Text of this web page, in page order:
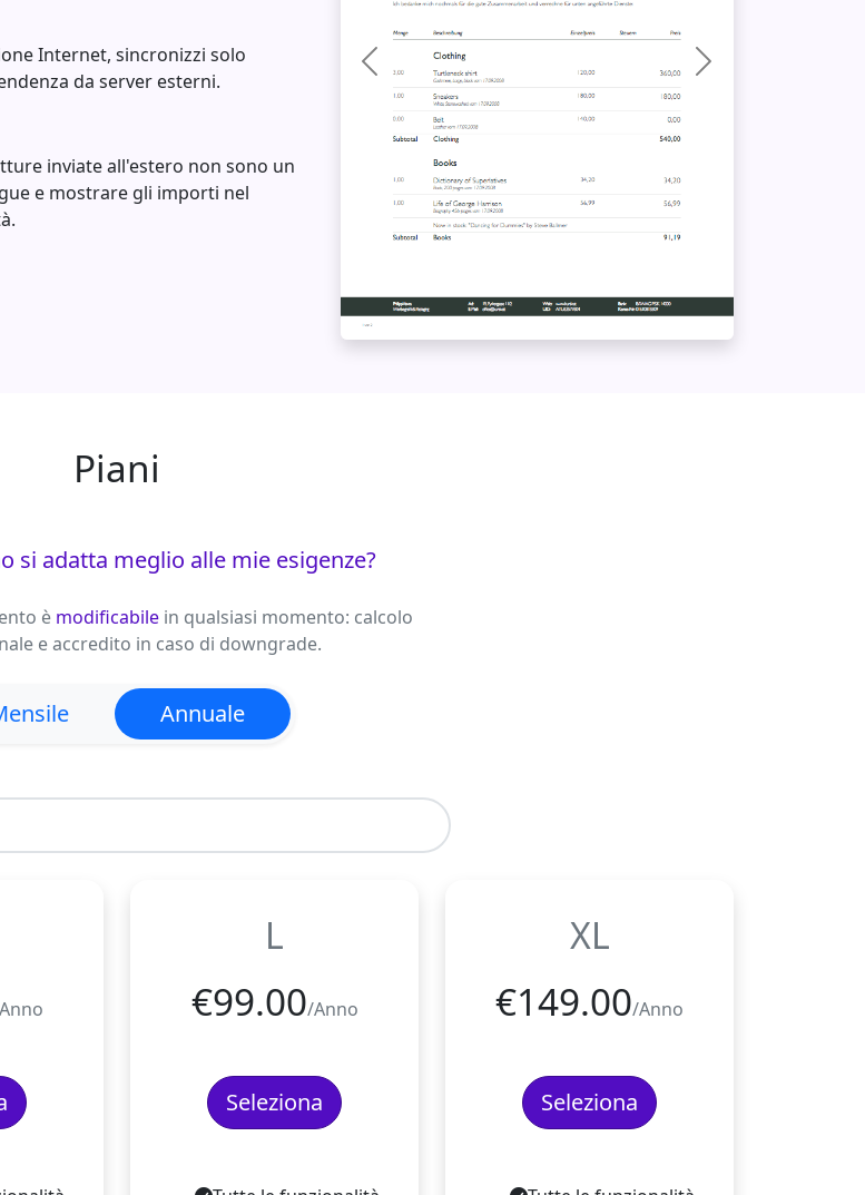
Internet, sincronizzi solo
da server esterni.
inviate all'estero non sono un
e mostrare gli importi nel
Precedente Successivo
Piani
si adatta meglio alle mie esigenze?
è modificabilein qualsiasi momento: calcolo
e accredito in caso di downgrade.
Annuale
L
€99.00/Anno
Seleziona
XL
€149.00/Anno
Seleziona